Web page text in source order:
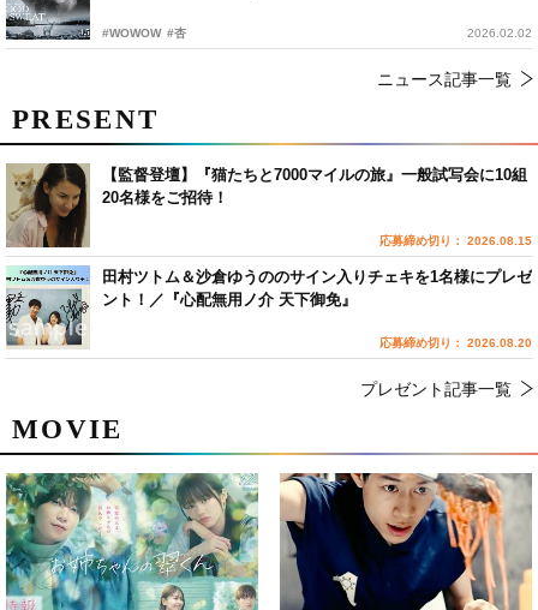
#WOWOW #杏 2026.02.02
ニュース記事一覧
MOVIE
PRESENT
【監督登壇】『猫たちと7000マイルの旅』一般試写会に10組
20名様をご招待！
応募締め切り： 2026.08.15
田村ツトム＆沙倉ゆうののサイン入りチェキを1名様にプレゼ
ント！／『心配無用ノ介 天下御免』
応募締め切り： 2026.08.20
プレゼント記事一覧